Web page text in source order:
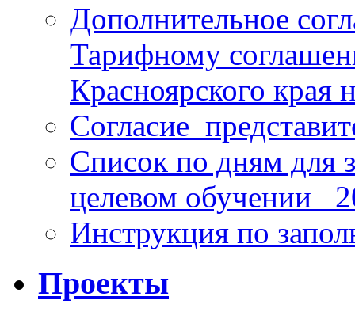
Дополнительное
Тарифному
Красноярского края
Список по дням для
целевом обучении_
Инструкция по
Проекты